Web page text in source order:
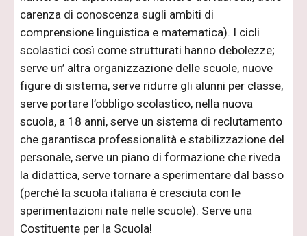
carenza di conoscenza sugli ambiti di
comprensione linguistica e matematica). I cicli
scolastici così come strutturati hanno debolezze;
serve un’ altra organizzazione delle scuole, nuove
figure di sistema, serve ridurre gli alunni per classe,
serve portare l’obbligo scolastico, nella nuova
scuola, a 18 anni, serve un sistema di reclutamento
che garantisca professionalità e stabilizzazione del
personale, serve un piano di formazione che riveda
la didattica, serve tornare a sperimentare dal basso
(perché la scuola italiana è cresciuta con le
sperimentazioni nate nelle scuole). Serve una
Costituente per la Scuola!